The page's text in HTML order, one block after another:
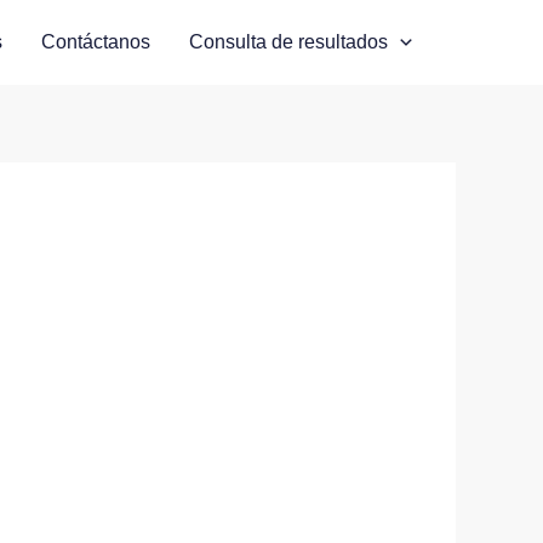
Contáctanos Consulta de resultados